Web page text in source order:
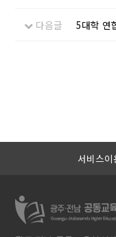
다음글
5대학 연
서비스